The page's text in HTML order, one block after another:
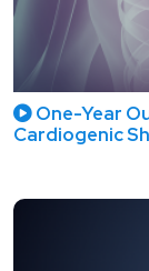
One-Year
Cardiogenic